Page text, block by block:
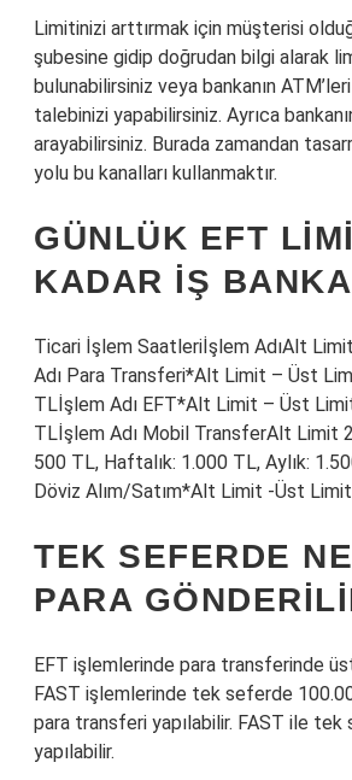
Limitinizi arttırmak için müşterisi
şubesine gidip doğrudan bilgi alarak
bulunabilirsiniz veya bankanın
talebinizi yapabilirsiniz. Ayrıca
arayabilirsiniz. Burada zamandan
yolu bu kanalları kullanmaktır.
GÜNLÜK EFT
KADAR IŞ
Ticari İşlem Saatleriİşlem AdıAlt
Adı Para Transferi*Alt Limit – Üst
TLİşlem Adı EFT*Alt Limit – Üst
TLİşlem Adı Mobil TransferAlt Limit
500 TL, Haftalık: 1.000 TL, Aylık:
​Döviz Alım/Satım*Alt Limit ​-Üst
TEK SEFERDE
PARA
EFT işlemlerinde para transferinde üst
FAST işlemlerinde tek seferde
para transferi yapılabilir. FAST ile
yapılabilir.